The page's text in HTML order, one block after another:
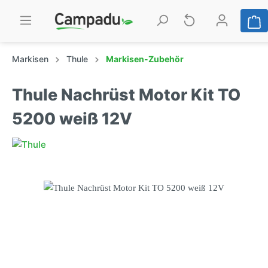
Markisen Thule Markisen-Zubehör
Thule Nachrüst Motor Kit TO
5200 weiß 12V